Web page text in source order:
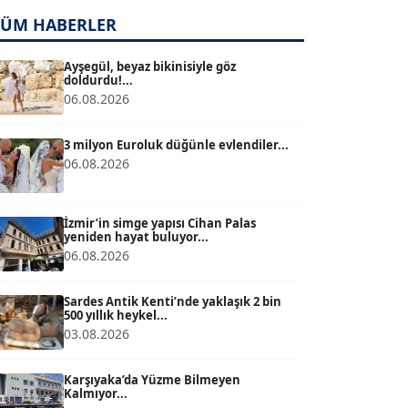
T TUĞÇE TUĞSAVUL BAYSOY
Köşe Yazarı
ATİLLA KÖPRÜLÜOĞLU
MERT ERBOY
B BÜLENT SAĞLAM
HABERLER
Ayşegül, beyaz bikinisiyle göz
doldurdu!...
06.08.2026
3 milyon Euroluk düğünle evlendiler...
06.08.2026
İzmir’in simge yapısı Cihan Palas
yeniden hayat buluyor...
06.08.2026
Sardes Antik Kenti’nde yaklaşık 2 bin
500 yıllık heykel...
03.08.2026
Karşıyaka’da Yüzme Bilmeyen
Kalmıyor...